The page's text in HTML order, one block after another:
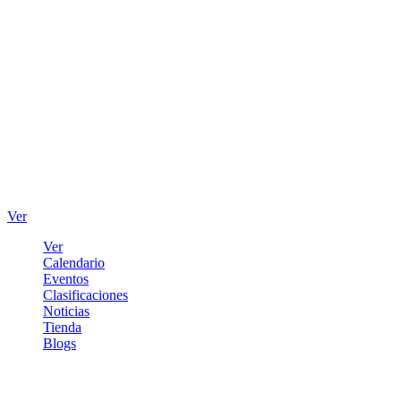
Ver
Ver
Calendario
Eventos
Clasificaciones
Noticias
Tienda
Blogs